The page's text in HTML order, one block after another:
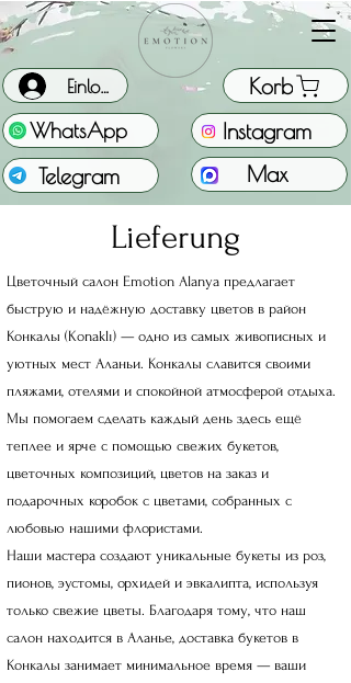
WhatsApp
Korb
Einloggen
Telegram Max
Instagram
Lieferung
Цветочный салон Emotion Alanya предлагает
быструю и надёжную доставку цветов в район
Конкалы (Konaklı) — одно из самых живописных и
уютных мест Аланьи. Конкалы славится своими
пляжами, отелями и спокойной атмосферой отдыха.
Мы помогаем сделать каждый день здесь ещё
теплее и ярче с помощью свежих букетов,
цветочных композиций, цветов на заказ и
подарочных коробок с цветами, собранных с
любовью нашими флористами.
Наши мастера создают уникальные букеты из роз,
пионов, эустомы, орхидей и эвкалипта, используя
только свежие цветы. Благодаря тому, что наш
салон находится в Аланье, доставка букетов в
Конкалы занимает минимальное время — ваши